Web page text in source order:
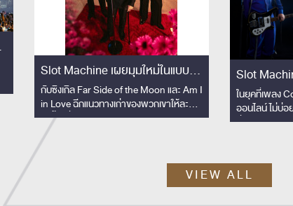
Slot Machine เผยมุมใหม่ในแบบที่
ไม่เคยเปิดที่ไหน
กับซิงเกิล Far Side of the Moon และ Am I
in Love ฉีกแนวทางเก่าของพวกเขาให้ละมุน
ยิ่งขึ้นเพื่อประกอบซีรีส์ Shine
Slot Machine
แลปข้ามพ
มิตรภาพทา
อินโดนีเซี
ในยุคที่เพลง
ออนไลน์ ไม่บ่อ
ที่มาจาก “มิต
VIEW ALL